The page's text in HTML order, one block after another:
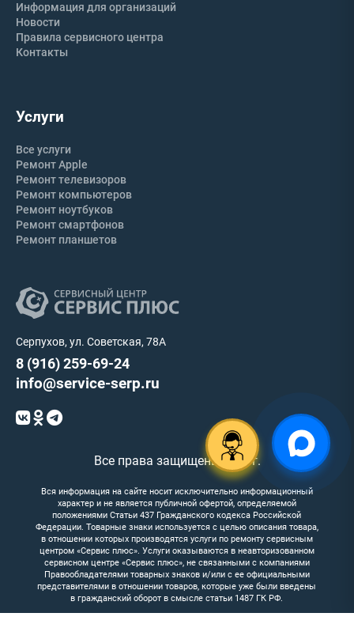
Серпухов, ул. Советская, 78А
8 (916) 259-69-24
info@service-serp.ru
Услуги
Все услуги
Ремонт Apple
Ремонт телевизоров
Ремонт компьютеров
Ремонт ноутбуков
Ремонт смартфонов
Ремонт планшетов
Информация для организаций
Новости
Правила сервисного центра
Контакты
Все права защищены 2025г.
Вся информация на сайте носит исключительно информационный
характер и не является публичной офертой, определяемой
положениями Статьи 437 Гражданского кодекса Российской
Федерации. Товарные знаки используется с целью описания товара,
в отношении которых производятся услуги по ремонту сервисным
центром «Сервис плюс». Услуги оказываются в неавторизованном
сервисном центре «Сервис плюс», не связанными с компаниями
Правообладателями товарных знаков и/или с ее официальными
представителями в отношении товаров, которые уже были введены
в гражданский оборот в смысле статьи 1487 ГК РФ.